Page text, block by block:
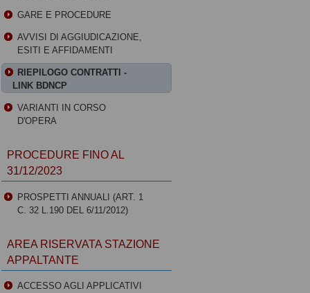
GARE E PROCEDURE
AVVISI DI AGGIUDICAZIONE,
ESITI E AFFIDAMENTI
RIEPILOGO CONTRATTI -
LINK BDNCP
VARIANTI IN CORSO
D'OPERA
PROCEDURE FINO AL
31/12/2023
PROSPETTI ANNUALI (ART. 1
C. 32 L.190 DEL 6/11/2012)
AREA RISERVATA STAZIONE
APPALTANTE
ACCESSO AGLI APPLICATIVI